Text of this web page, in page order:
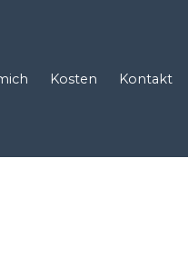
Kosten Kontakt